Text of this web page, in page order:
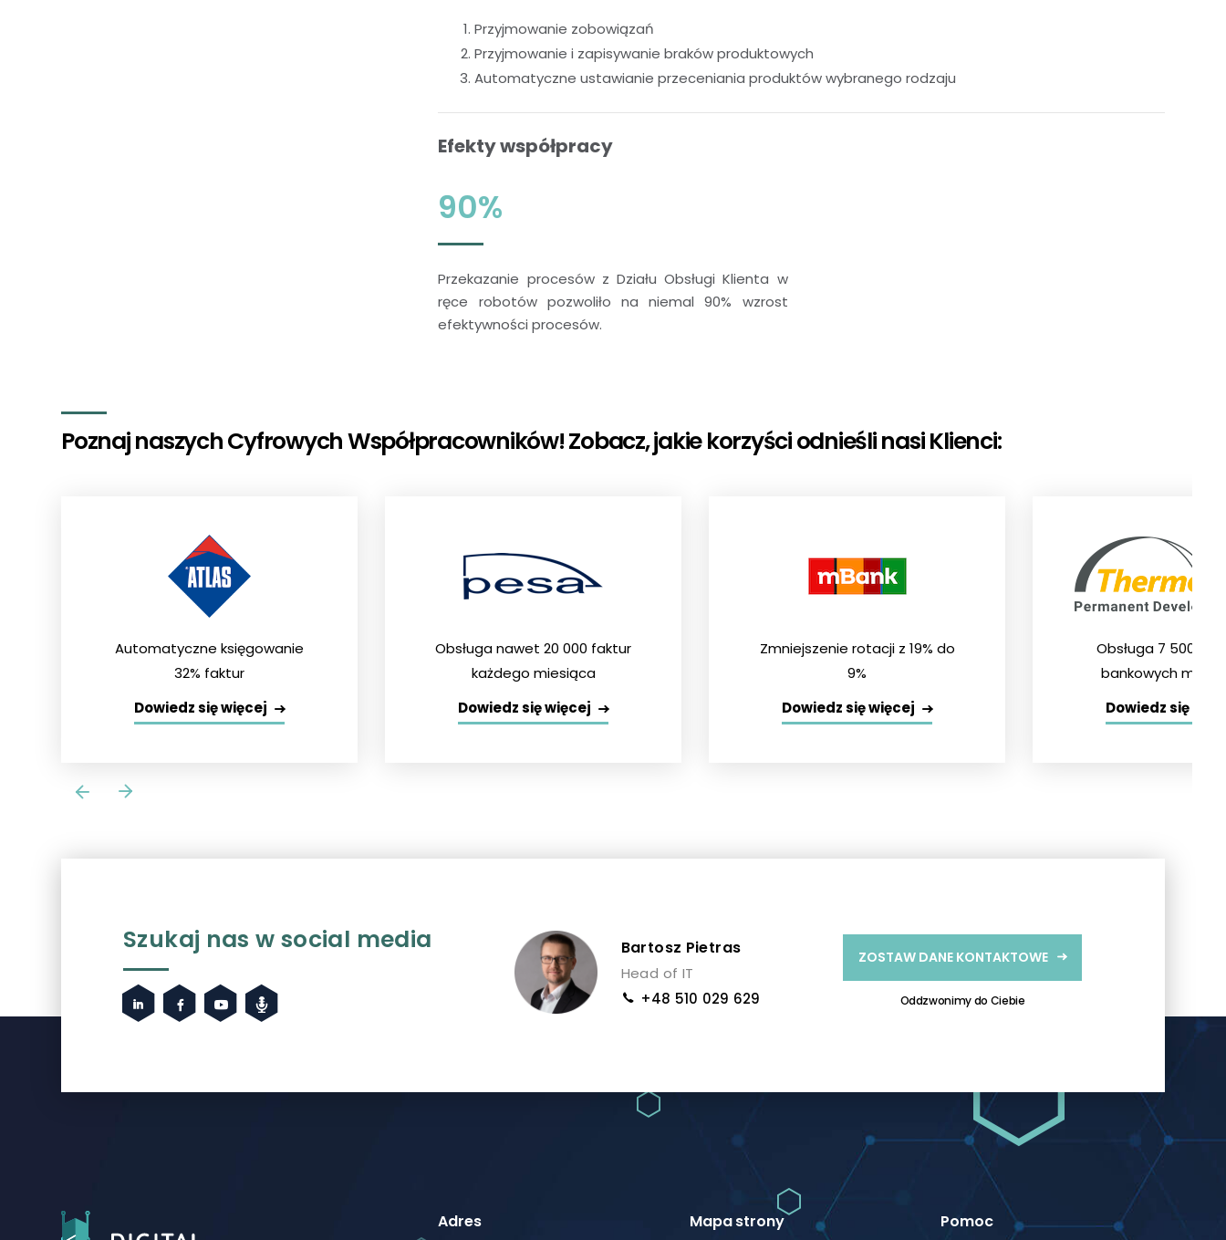
Przyjmowanie zobowiązań
Przyjmowanie i zapisywanie braków produktowych
Automatyczne ustawianie przeceniania produktów wybranego rodzaju
Efekty współpracy
90%
Przekazanie procesów z Działu Obsługi Klienta w
ręce robotów pozwoliło na niemal 90% wzrost
efektywności procesów.
Poznaj naszych Cyfrowych Współpracowników! Zobacz, jakie korzyści odnieśli nasi Klienci:
Automatyczne księgowanie
32% faktur
Dowiedz się więcej
Obsługa nawet 20 000 faktur
każdego miesiąca
Dowiedz się więcej
Zmniejszenie rotacji z 19% do
9%
Dowiedz się więcej
Obsługa 7 500
bankowych
Dowiedz się
Szukaj nas w social media Bartosz Pietras
Head of IT
+48 510 029 629
ZOSTAW DANE KONTAKTOWE
Oddzwonimy do Ciebie
Adres Mapa strony Pomoc